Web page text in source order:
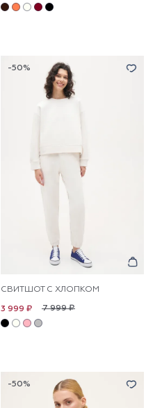
-50%
СВИТШОТ С ХЛОПКОМ
7 999 ₽
3 999 ₽
-50%